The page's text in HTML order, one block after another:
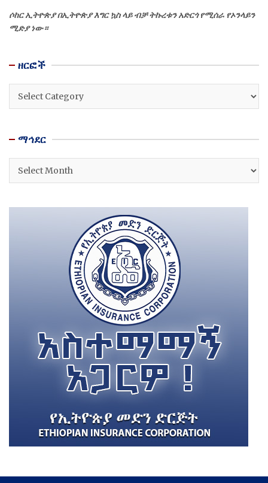
ሶከር ኢትዮጵያ በኢትዮጵያ እግር ኳስ ላይ ብቻ ትኩረቱን አድርጎ የሚሰራ የኦንላይን
ሚድያ ነው።
ዘርፎች
ዘርፎች
ማኅደር
ማኅደር